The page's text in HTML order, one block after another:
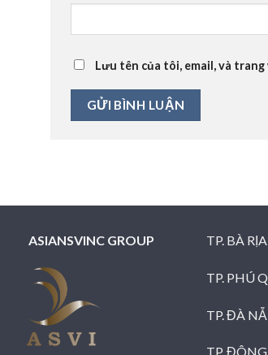
Lưu tên của tôi, email, và
ASIANSVINC GROUP TP. BÀ
TP. PHÚ
TP. ĐÀ
TP.